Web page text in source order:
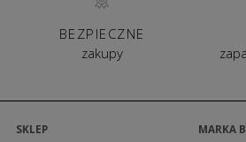
BEZPIECZNE
zakupy
SKLEP
MARKA